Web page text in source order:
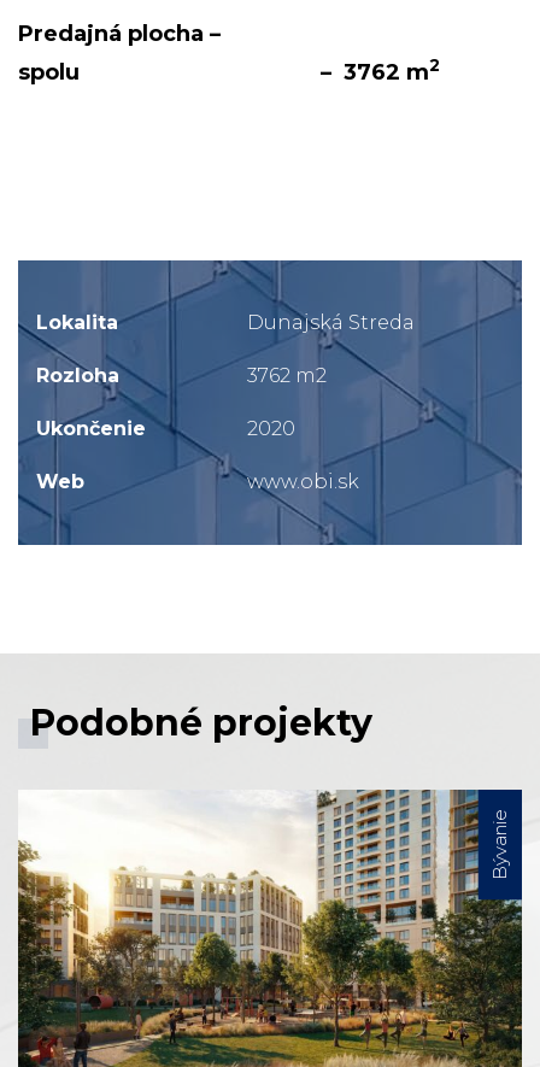
Predajná plocha –
spolu – 3762 m2
Lokalita Dunajská Streda
Rozloha 3762 m2
Ukončenie 2020
Web www.obi.sk
Podobné projekty
Bývanie